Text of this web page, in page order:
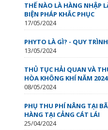
THẾ NÀO LÀ HÀNG NHẬP
BIỆN PHÁP KHẮC PHỤC
17/05/2024
PHYTO LÀ GÌ? - QUY
13/05/2024
THỦ TỤC HẢI QUAN VÀ
HÒA KHÔNG KHÍ NĂM 2024
08/05/2024
PHỤ THU PHÍ NÂNG TẠI
HÀNG TẠI CẢNG CÁT LÁI
25/04/2024